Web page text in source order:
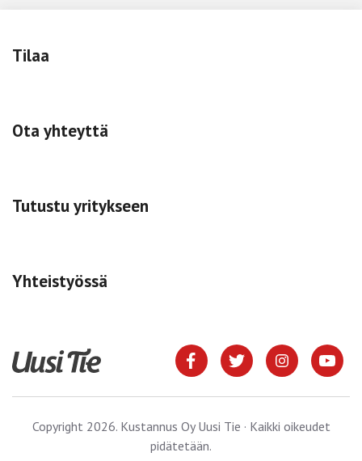
Tilaa
Ota yhteyttä
Tutustu yritykseen
Yhteistyössä
Copyright 2026. Kustannus Oy Uusi Tie · Kaikki oikeudet
pidätetään.